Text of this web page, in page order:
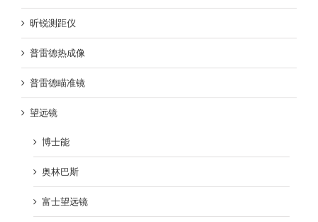
昕锐测距仪
普雷德热成像
普雷德瞄准镜
望远镜
博士能
奥林巴斯
富士望远镜